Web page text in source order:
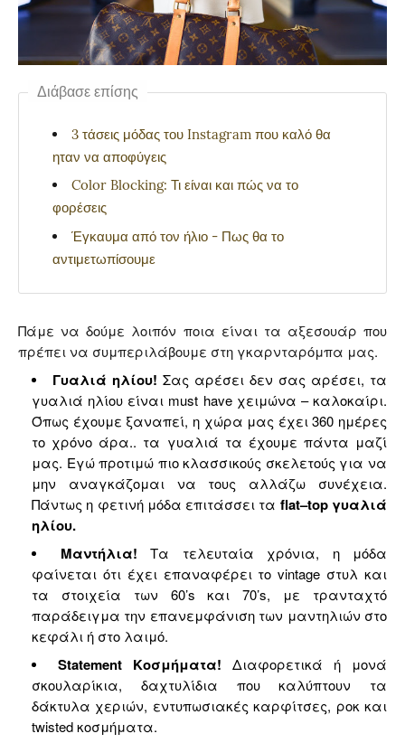
Διάβασε επίσης
3 τάσεις μόδας του Instagram που καλό θα
ηταν να αποφύγεις
Color Blocking: Τι είναι και πώς να το
φορέσεις
Έγκαυμα από τον ήλιο - Πως θα το
αντιμετωπίσουμε
Πάμε να δούμε λοιπόν ποια είναι τα αξεσουάρ που
πρέπει να συμπεριλάβουμε στη γκαρνταρόμπα μας.
Γυαλιά ηλίου! Σας αρέσει δεν σας αρέσει, τα
γυαλιά ηλίου είναι must have χειμώνα – καλοκαίρι.
Όπως έχουμε ξαναπεί, η χώρα μας έχει 360 ημέρες
το χρόνο άρα.. τα γυαλιά τα έχουμε πάντα μαζί
μας. Εγώ προτιμώ πιο κλασσικούς σκελετούς για να
μην αναγκάζομαι να τους αλλάζω συνέχεια.
Πάντως η φετινή μόδα επιτάσσει τα flat–top γυαλιά
ηλίου.
Μαντήλια!
Τα τελευταία χρόνια, η μόδα
φαίνεται ότι έχει επαναφέρει το vintage στυλ και
τα στοιχεία των 60’s και 70’s, με τρανταχτό
παράδειγμα την επανεμφάνιση των μαντηλιών στο
κεφάλι ή στο λαιμό.
Statement Κοσμήματα!
Διαφορετικά ή μονά
σκουλαρίκια, δαχτυλίδια που καλύπτουν τα
δάκτυλα χεριών, εντυπωσιακές καρφίτσες, ροκ και
twisted κοσμήματα.